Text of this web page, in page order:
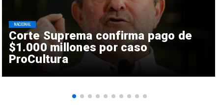
Corte Suprema confirma pago de
$1.000 millones por caso
ProCultura
NACIONAL